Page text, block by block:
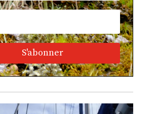
S'abonner